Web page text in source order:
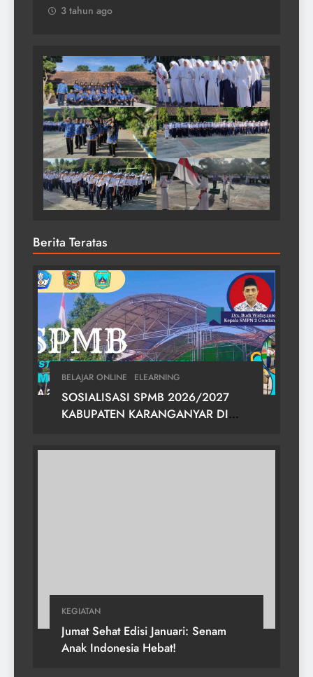
3 tahun ago
Berita Teratas
BELAJAR ONLINE ELEARNING
SOSIALISASI SPMB 2026/2027
KABUPATEN KARANGANYAR DI
KEGIATAN
Jumat Sehat Edisi Januari: Senam
Anak Indonesia Hebat!